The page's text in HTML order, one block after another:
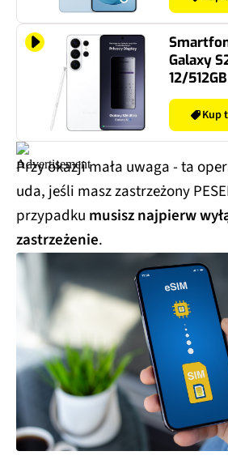
Galaxy
12/
SM-
Kup
Przy okazji mała uwaga - ta
uda, jeśli masz zastrzeżony
przypadku musisz najpierw
zastrzeżenie.